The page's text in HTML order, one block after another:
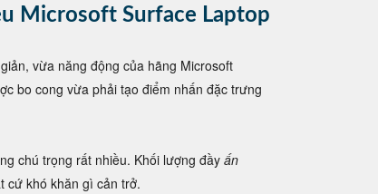
Microsoft Surface Laptop
vừa năng động của hãng Microsoft
bo cong vừa phải tạo điểm nhấn đặc trưng
chú trọng rất nhiều. Khối lượng đầyấn
cứ khó khăn gì cản trở.